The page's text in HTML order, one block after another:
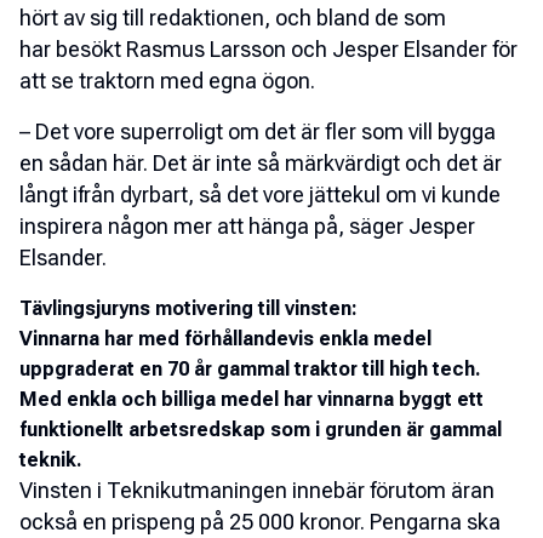
hört av sig till redaktionen, och bland de som
har besökt Rasmus Larsson och Jesper Elsander för
att se traktorn med egna ögon.
– Det vore superroligt om det är fler som vill bygga
en sådan här. Det är inte så märkvärdigt och det är
långt ifrån dyrbart, så det vore jättekul om vi kunde
inspirera någon mer att hänga på, säger Jesper
Elsander.
Tävlingsjuryns motivering till vinsten:
Vinnarna har med förhållandevis enkla medel
uppgraderat en 70 år gammal traktor till high tech.
Med enkla och billiga medel har vinnarna byggt ett
funktionellt arbetsredskap som i grunden är gammal
teknik.
Vinsten i Teknikutmaningen innebär förutom äran
också en prispeng på 25 000 kronor. Pengarna ska